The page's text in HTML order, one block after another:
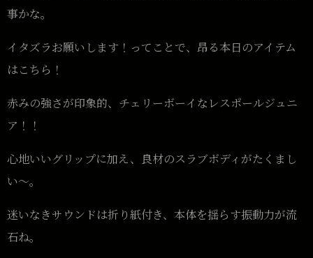
事かな。
イタズラお願いします！ってことで、昂る本日のアイテム
はこちら！
赤みの強さが印象的、チェリーボーイなレスポールジュニ
ア！！
心地いいグリップに加え、良材のスラブボディがたくまし
い〜。
迷いなきサウンドは折り紙付き、本体を揺らす振動力が流
石ね。